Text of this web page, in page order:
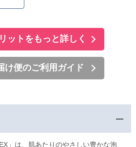
ットをもっと詳しく
け便のご利用ガイド
」は、肌あたりのやさしい豊かな泡